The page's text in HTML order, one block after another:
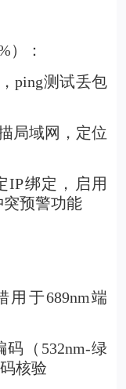
）：
ping测试丢包
局域网，定位
IP绑定，启用
突预警功能
用于689nm端
码（532nm-绿
核验